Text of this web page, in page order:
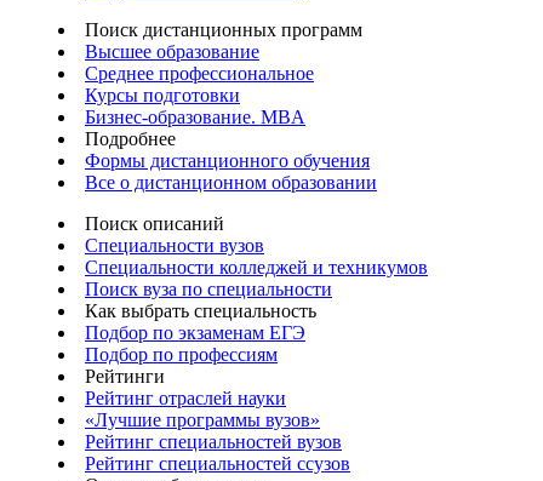
Поиск дистанционных программ
Высшее образование
Среднее профессиональное
Курсы подготовки
Бизнес-образование. MBA
Подробнее
Формы дистанционного обучения
Все о дистанционном образовании
Поиск описаний
Специальности вузов
Специальности колледжей и техникумов
Поиск вуза по специальности
Как выбрать специальность
Подбор по экзаменам ЕГЭ
Подбор по профессиям
Рейтинги
Рейтинг отраслей науки
«Лучшие программы вузов»
Рейтинг специальностей вузов
Рейтинг специальностей ссузов